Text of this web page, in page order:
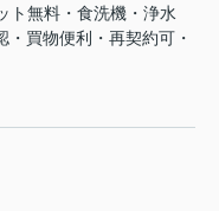
ト無料・食洗機・浄水
買物便利・再契約可・